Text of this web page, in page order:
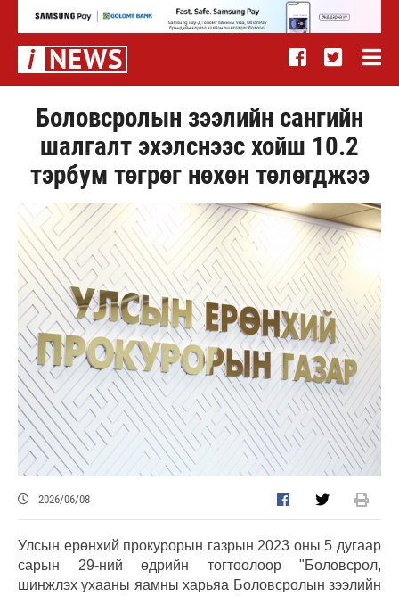
Боловсролын зээлийн сангийн
шалгалт эхэлснээс хойш 10.2
тэрбум төгрөг нөхөн төлөгджээ
2026/06/08
Улсын ерөнхий прокурорын газрын 2023 оны 5 дугаар
сарын 29-ний өдрийн тогтоолоор "Боловсрол,
шинжлэх ухааны яамны харьяа Боловсролын зээлийн